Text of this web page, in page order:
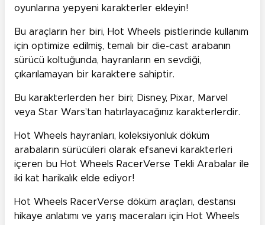
oyunlarına yepyeni karakterler ekleyin!
Bu araçların her biri, Hot Wheels pistlerinde kullanım
için optimize edilmiş, temalı bir die-cast arabanın
sürücü koltuğunda, hayranların en sevdiği,
çıkarılamayan bir karaktere sahiptir.
Bu karakterlerden her biri; Disney, Pixar, Marvel
veya Star Wars’tan hatırlayacağınız karakterlerdir.
Hot Wheels hayranları, koleksiyonluk döküm
arabaların sürücüleri olarak efsanevi karakterleri
içeren bu Hot Wheels RacerVerse Tekli Arabalar ile
iki kat harikalık elde ediyor!
Hot Wheels RacerVerse döküm araçları, destansı
hikaye anlatımı ve yarış maceraları için Hot Wheels